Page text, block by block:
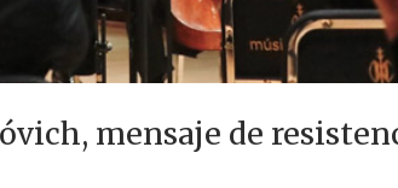
mensaje de